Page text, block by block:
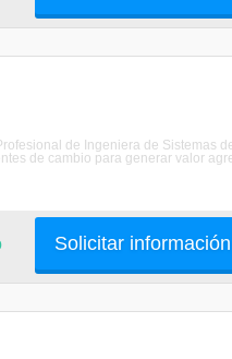
de Ingeniera de Sistemas
de cambio para generar valor
Solicitar información